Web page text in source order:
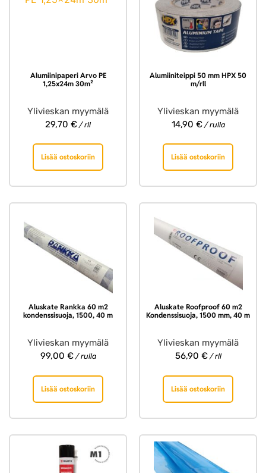
Alumiinipaperi Arvo PE
1,25x24m 30m²
Ylivieskan myymälä
29,70 € / rll
Lisää ostoskoriin
Alumiiniteippi 50 mm HPX 50
m/rll
Ylivieskan myymälä
14,90 €/ rulla
Lisää ostoskoriin
Aluskate Rankka 60 m2
kondenssisuoja, 1500, 40 m
Ylivieskan myymälä
99,00 €/ rulla
Lisää ostoskoriin
Aluskate Roofproof 60 m2
Kondenssisuoja, 1500 mm, 40 m
Ylivieskan myymälä
56,90 €/ rll
Lisää ostoskoriin